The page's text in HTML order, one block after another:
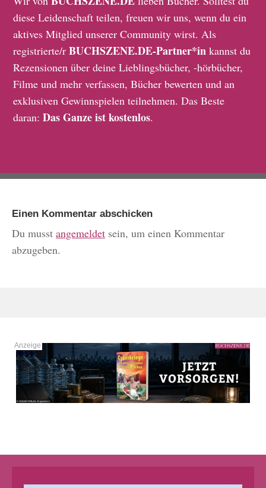
diese Leidenschaft teilen, freuen wir uns, wenn du ein
aktives Mitglied unserer Community wirst. Als
registrierte/rBUCHSZENE.DE-Partner*in kannst du
Rezensionen über deine Lieblingsbücher, -hörbücher,
Filme und mehr verfassen, Bücher bewerten und an
exklusiven Gewinnspielen teilnehmen. Das Beste
daran:Das Ganze ist kostenlos.
Einen Kommentar abschicken
Du musst angemeldet sein, um einen Kommentar
abzugeben.